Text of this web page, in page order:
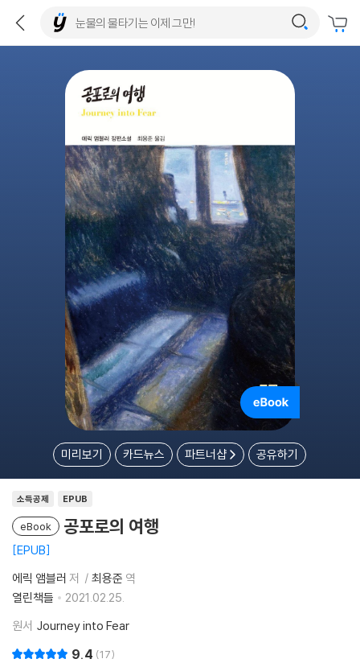
미리보기 카드뉴스 파트너샵 공유하기
소득공제 EPUB
eBook 공포로의 여행
EPUB
에릭 앰블러 저 최용준 역
열린책들
2021.02.25.
원서 Journey into Fear
9.4 17